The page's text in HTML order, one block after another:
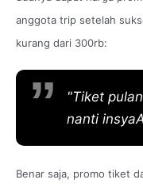
anggota trip setelah
kurang dari 300rb:
"Tiket
nanti
Benar saja, promo tiket